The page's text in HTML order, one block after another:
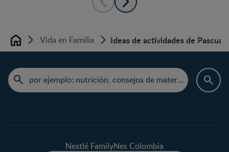
Home Vida en Familia Ideas de actividades de Pascua
Nestlé FamilyNes Colombia